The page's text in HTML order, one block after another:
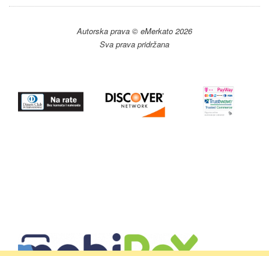
Autorska prava © eMerkato 2026
Sva prava pridržana